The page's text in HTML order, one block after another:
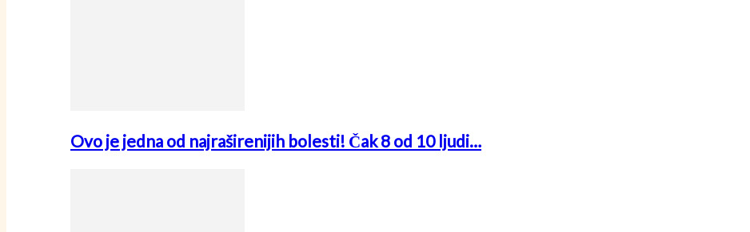
Ovo je jedna od najraširenijih bolesti! Čak 8 od 10 ljudi…